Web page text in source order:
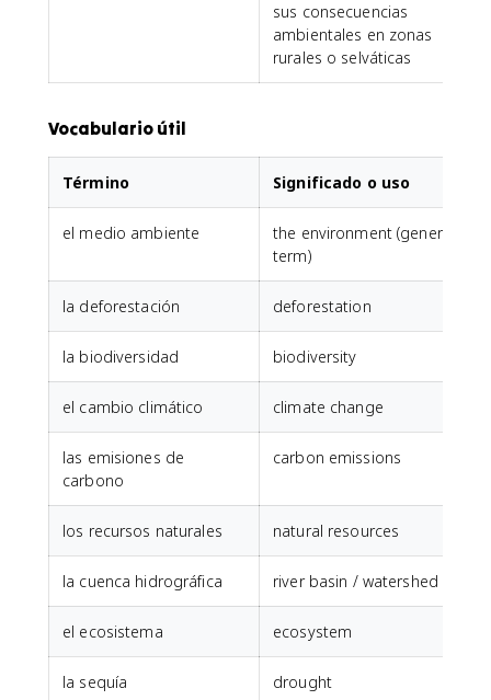
sus consecuencias
ambientales en zonas
rurales o selváticas
Vocabulario útil
Término Significado o uso
el medio ambiente
the environment (general
term)
la deforestación deforestation
la biodiversidad biodiversity
el cambio climático climate change
las emisiones de
carbono
carbon emissions
los recursos naturales natural resources
la cuenca hidrográfica river basin / watershed
el ecosistema ecosystem
la sequía drought